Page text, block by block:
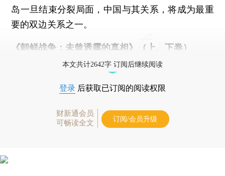
岛一旦结束分裂局面，中国与其关系，将成为最重
要的双边关系之一。
《朝鲜战争：未曾透露的真相》（上、下卷）
本文共计2642字 订阅后继续阅读
登录 后获取已订阅的阅读权限
财新通会员
可畅读全文
订阅/会员升级